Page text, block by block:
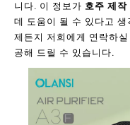
니다. 이 정보가 호주 제
데 도움이 될 수 있다고
제든지 저희에게 연락하
공해 드릴 수 있습니다.